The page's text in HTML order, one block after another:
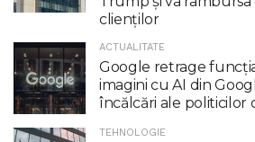
clienţilor
ACTUALITATE
Google retrage
imagini cu AI din
încălcări ale politicilor
TEHNOLOGIE